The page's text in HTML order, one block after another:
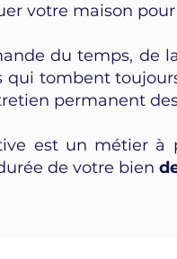
votre maison pour
du temps, de
tombent
permanent
est un métier
de votre bien